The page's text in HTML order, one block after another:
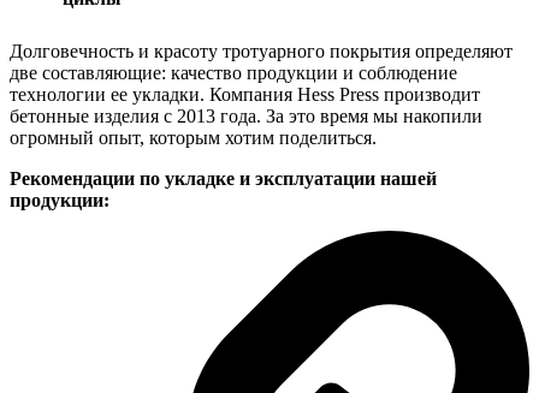
Долговечность и красоту тротуарного покрытия определяют
две составляющие: качество продукции и соблюдение
технологии ее укладки. Компания Hess Press производит
бетонные изделия с 2013 года. За это время мы накопили
огромный опыт, которым хотим поделиться.
Рекомендации по укладке и эксплуатации нашей
продукции: